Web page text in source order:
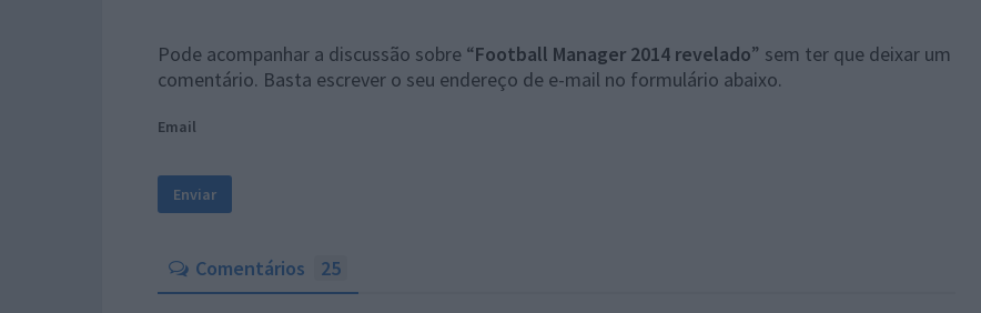
Pode acompanhar a discussão sobre “Football Manager 2014 revelado” sem ter que deixar um
comentário. Basta escrever o seu endereço de e-mail no formulário abaixo.
Email
Comentários 25